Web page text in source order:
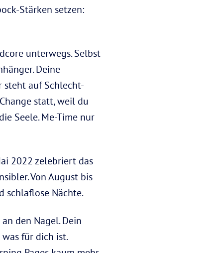
Stärken setzen:
unterwegs. Selbst
Deine
steht auf Schlecht-
statt, weil du
Seele. Me-Time nur
2022 zelebriert das
Von August bis
schlaflose Nächte.
den Nagel. Dein
für dich ist.